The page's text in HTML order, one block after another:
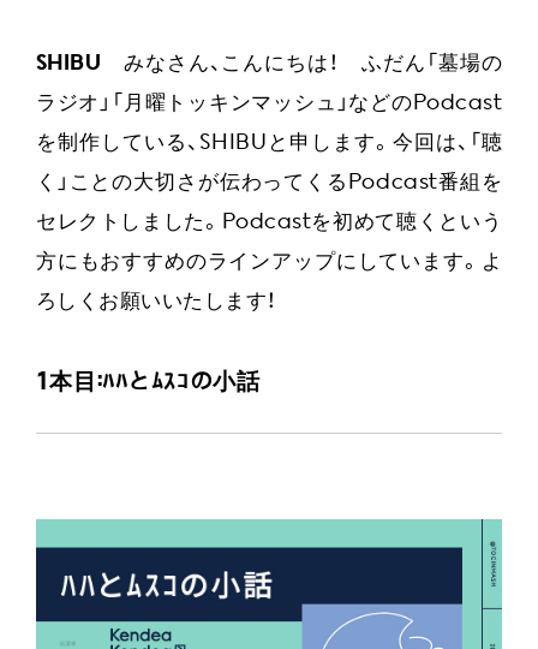
SHIBU みなさん、こんにちは！ ふだん「墓場の
ラジオ」「月曜トッキンマッシュ」などのPodcast
を制作している、SHIBUと申します。今回は、「聴
く」ことの大切さが伝わってくるPodcast番組を
セレクトしました。Podcastを初めて聴くという
方にもおすすめのラインアップにしています。よ
ろしくお願いいたします！
1本目:ﾊﾊとﾑｽｺの小話